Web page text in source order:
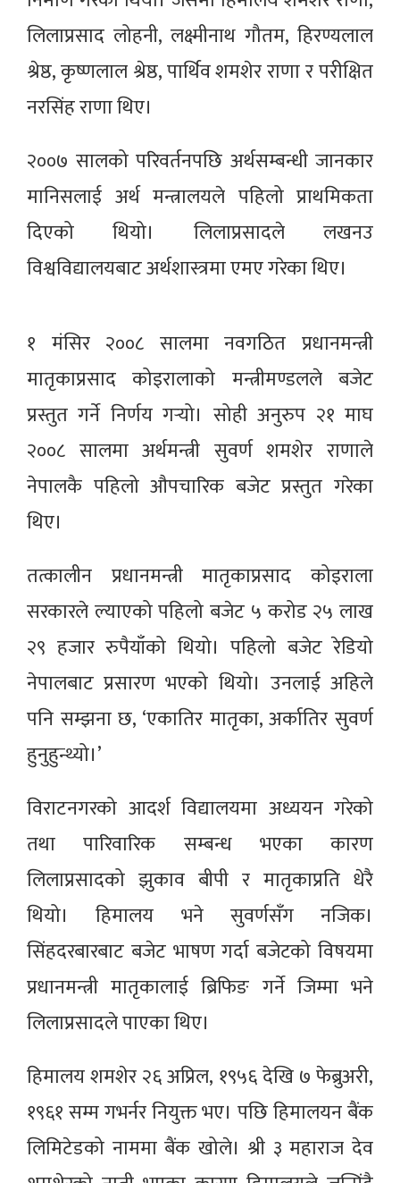
लिलाप्रसाद लोहनी, लक्ष्मीनाथ गौतम, हिरण्यलाल
श्रेष्ठ, कृष्णलाल श्रेष्ठ, पार्थिव शमशेर राणा र परीक्षित
नरसिंह राणा थिए।
२००७ सालको परिवर्तनपछि अर्थसम्बन्धी जानकार
मानिसलाई अर्थ मन्त्रालयले पहिलो प्राथमिकता
दिएको थियो। लिलाप्रसादले लखनउ
विश्वविद्यालयबाट अर्थशास्त्रमा एमए गरेका थिए।
१ मंसिर २००८ सालमा नवगठित प्रधानमन्त्री
मातृकाप्रसाद कोइरालाको मन्त्रीमण्डलले बजेट
प्रस्तुत गर्ने निर्णय गर्‍यो। सोही अनुरुप २१ माघ
२००८ सालमा अर्थमन्त्री सुवर्ण शमशेर राणाले
नेपालकै पहिलो औपचारिक बजेट प्रस्तुत गरेका
थिए।
तत्कालीन प्रधानमन्त्री मातृकाप्रसाद कोइराला
सरकारले ल्याएको पहिलो बजेट ५ करोड २५ लाख
२९ हजार रुपैयाँको थियो। पहिलो बजेट रेडियो
नेपालबाट प्रसारण भएको थियो। उनलाई अहिले
पनि सम्झना छ, ‘एकातिर मातृका, अर्कातिर सुवर्ण
हुनुहुन्थ्यो।’
विराटनगरको आदर्श विद्यालयमा अध्ययन गरेको
तथा पारिवारिक सम्बन्ध भएका कारण
लिलाप्रसादको झुकाव बीपी र मातृकाप्रति धेरै
थियो। हिमालय भने सुवर्णसँग नजिक।
सिंहदरबारबाट बजेट भाषण गर्दा बजेटको विषयमा
प्रधानमन्त्री मातृकालाई ब्रिफिङ गर्ने जिम्मा भने
लिलाप्रसादले पाएका थिए।
हिमालय शमशेर २६ अप्रिल, १९५६ देखि ७ फेब्रुअरी,
१९६१ सम्म गभर्नर नियुक्त भए। पछि हिमालयन बैंक
लिमिटेडको नाममा बैंक खोले। श्री ३ महाराज देव